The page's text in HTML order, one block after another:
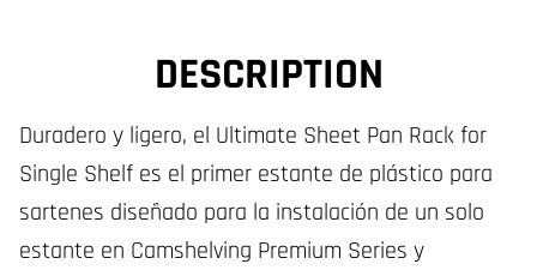
DESCRIPTION
Duradero y ligero, el Ultimate Sheet Pan Rack for
Single Shelf es el primer estante de plástico para
sartenes diseñado para la instalación de un solo
estante en Camshelving Premium Series y